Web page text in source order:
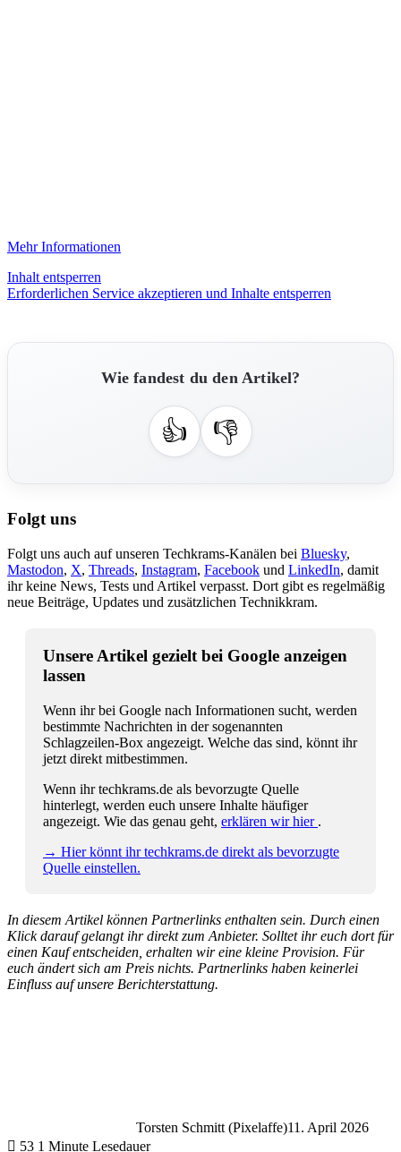
Mehr Informationen
Inhalt entsperren
Erforderlichen Service akzeptieren und Inhalte entsperren
Wie fandest du den Artikel?
👍 👎
Folgt uns
Folgt uns auch auf unseren Techkrams-Kanälen bei Bluesky,
Mastodon, X, Threads, Instagram, Facebook und LinkedIn, damit
ihr keine News, Tests und Artikel verpasst. Dort gibt es regelmäßig
neue Beiträge, Updates und zusätzlichen Technikkram.
Unsere Artikel gezielt bei Google anzeigen
lassen
Wenn ihr bei Google nach Informationen sucht, werden
bestimmte Nachrichten in der sogenannten
Schlagzeilen-Box angezeigt. Welche das sind, könnt ihr
jetzt direkt mitbestimmen.
Wenn ihr techkrams.de als bevorzugte Quelle
hinterlegt, werden euch unsere Inhalte häufiger
angezeigt. Wie das genau geht, erklären wir hier .
→ Hier könnt ihr techkrams.de direkt als bevorzugte
Quelle einstellen.
In diesem Artikel können Partnerlinks enthalten sein. Durch einen
Klick darauf gelangt ihr direkt zum Anbieter. Solltet ihr euch dort für
einen Kauf entscheiden, erhalten wir eine kleine Provision. Für
euch ändert sich am Preis nichts. Partnerlinks haben keinerlei
Einfluss auf unsere Berichterstattung.
Torsten Schmitt (Pixelaffe)11. April 2026
53 1 Minute Lesedauer